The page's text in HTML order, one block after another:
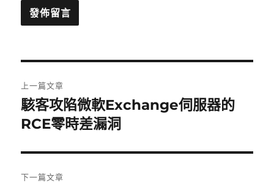
章
導
覽
上一篇文章
上
一
文
章:
駭客攻陷微軟Exchange伺服器的
RCE零時差漏洞
下一篇文章